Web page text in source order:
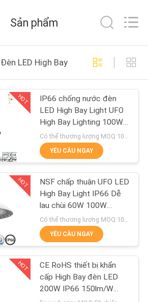
Tri Proof
228
305
223
Sản phẩm
LED High Bay
HOT
IP66 chống nước đèn
LED High Bay Light UFO
High Bay Lighting 100W
150W 200W 240W 300WCó thể thương lượng MOQ:100pcs
YÊU CẦU NGAY
HOT
NSF chấp thuận UFO LED
High Bay Light IP66 Dễ
lau chùi 60W 100W
150W 200W
YÊU CẦU NGAY
HOT
CE RoHS thiết bị khẩn
cấp High Bay đèn LED
200W IP66 150lm/W